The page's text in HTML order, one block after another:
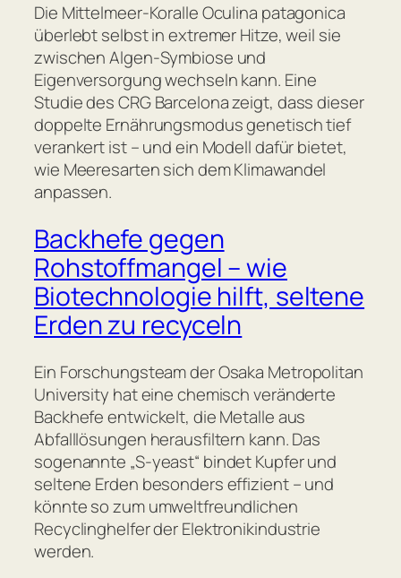
Die Mittelmeer-Koralle Oculina patagonica
überlebt selbst in extremer Hitze, weil sie
zwischen Algen-Symbiose und
Eigenversorgung wechseln kann. Eine
Studie des CRG Barcelona zeigt, dass dieser
doppelte Ernährungsmodus genetisch tief
verankert ist – und ein Modell dafür bietet,
wie Meeresarten sich dem Klimawandel
anpassen.
Backhefe gegen
Rohstoffmangel – wie
Biotechnologie hilft, seltene
Erden zu recyceln
Ein Forschungsteam der Osaka Metropolitan
University hat eine chemisch veränderte
Backhefe entwickelt, die Metalle aus
Abfalllösungen herausfiltern kann. Das
sogenannte „S-yeast“ bindet Kupfer und
seltene Erden besonders effizient – und
könnte so zum umweltfreundlichen
Recyclinghelfer der Elektronikindustrie
werden.